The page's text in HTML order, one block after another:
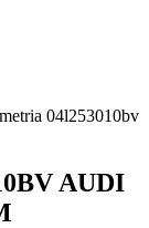
04l253010bv
AUDI